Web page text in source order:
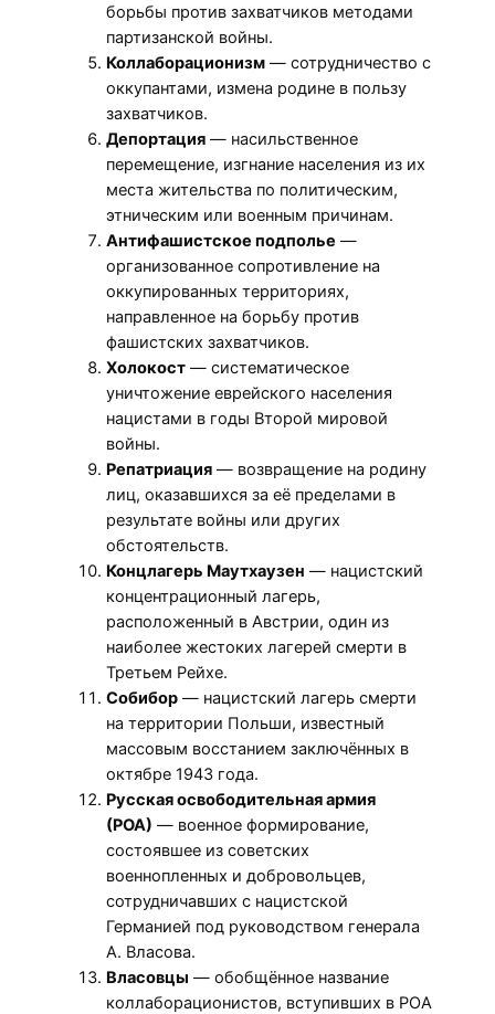
борьбы против захватчиков методами
партизанской войны.
Коллаборационизм — сотрудничество с
оккупантами, измена родине в пользу
захватчиков.
Депортация — насильственное
перемещение, изгнание населения из их
места жительства по политическим,
этническим или военным причинам.
Антифашистское подполье —
организованное сопротивление на
оккупированных территориях,
направленное на борьбу против
фашистских захватчиков.
Холокост — систематическое
уничтожение еврейского населения
нацистами в годы Второй мировой
войны.
Репатриация — возвращение на родину
лиц, оказавшихся за её пределами в
результате войны или других
обстоятельств.
Концлагерь Маутхаузен — нацистский
концентрационный лагерь,
расположенный в Австрии, один из
наиболее жестоких лагерей смерти в
Третьем Рейхе.
Собибор — нацистский лагерь смерти
на территории Польши, известный
массовым восстанием заключённых в
октябре 1943 года.
Русская освободительная армия
(РОА) — военное формирование,
состоявшее из советских
военнопленных и добровольцев,
сотрудничавших с нацистской
Германией под руководством генерала
А. Власова.
Власовцы — обобщённое название
коллаборационистов, вступивших в РОА